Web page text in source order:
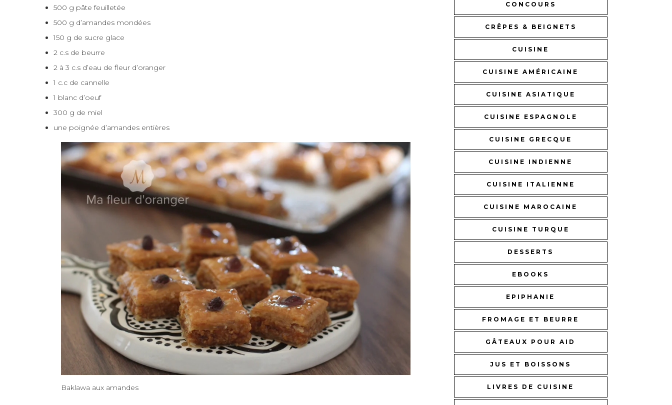
500 g pâte feuilletée
500 g d’amandes mondées
150 g de sucre glace
2 c.s de beurre
2 à 3 c.s d’eau de fleur d’oranger
1 c.c de cannelle
1 blanc d’oeuf
300 g de miel
une poignée d’amandes entières
Baklawa aux amandes
CONCOURS
CRÊPES & BEIGNETS
CUISINE
CUISINE AMÉRICAINE
CUISINE ASIATIQUE
CUISINE ESPAGNOLE
CUISINE GRECQUE
CUISINE INDIENNE
CUISINE ITALIENNE
CUISINE MAROCAINE
CUISINE TURQUE
DESSERTS
EBOOKS
EPIPHANIE
FROMAGE ET BEURRE
GÂTEAUX POUR AID
JUS ET BOISSONS
LIVRES DE CUISINE